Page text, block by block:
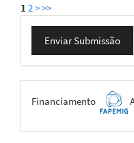
1 2>>>
Enviar
Submissão
Enviar Submissão
FAPEMIG
Financiamento